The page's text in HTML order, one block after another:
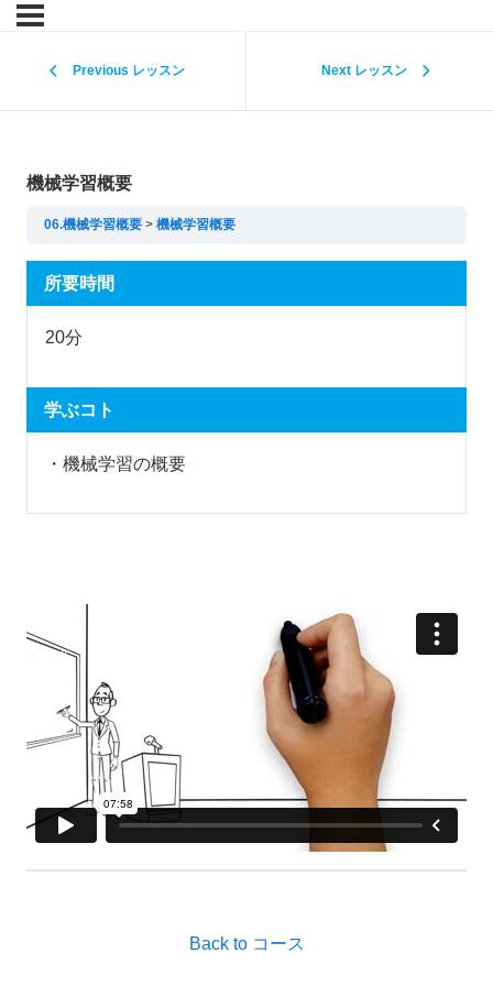
Previous レッスン Next レッスン
機械学習概要
06.機械学習概要 機械学習概要
所要時間
20分
学ぶコト
・機械学習の概要
Back to コース